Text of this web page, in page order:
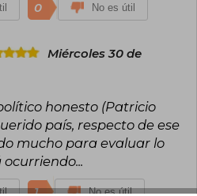
0 No es útil
Miércoles 30 de
honesto (Patricio
país, respecto de ese
mucho para evaluar lo
1 No es útil